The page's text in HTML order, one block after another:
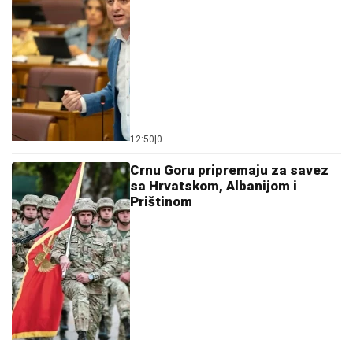
12:50|0
Crnu Goru pripremaju za savez
sa Hrvatskom, Albanijom i
Prištinom